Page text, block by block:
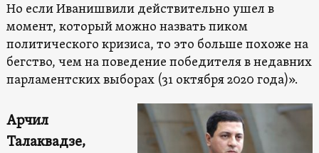
Но если Иванишвили действительно ушел в
момент, который можно назвать пиком
политического кризиса, то это больше похоже на
бегство, чем на поведение победителя в недавних
парламентских выборах (31 октября 2020 года)».
Арчил
Талаквадзе,